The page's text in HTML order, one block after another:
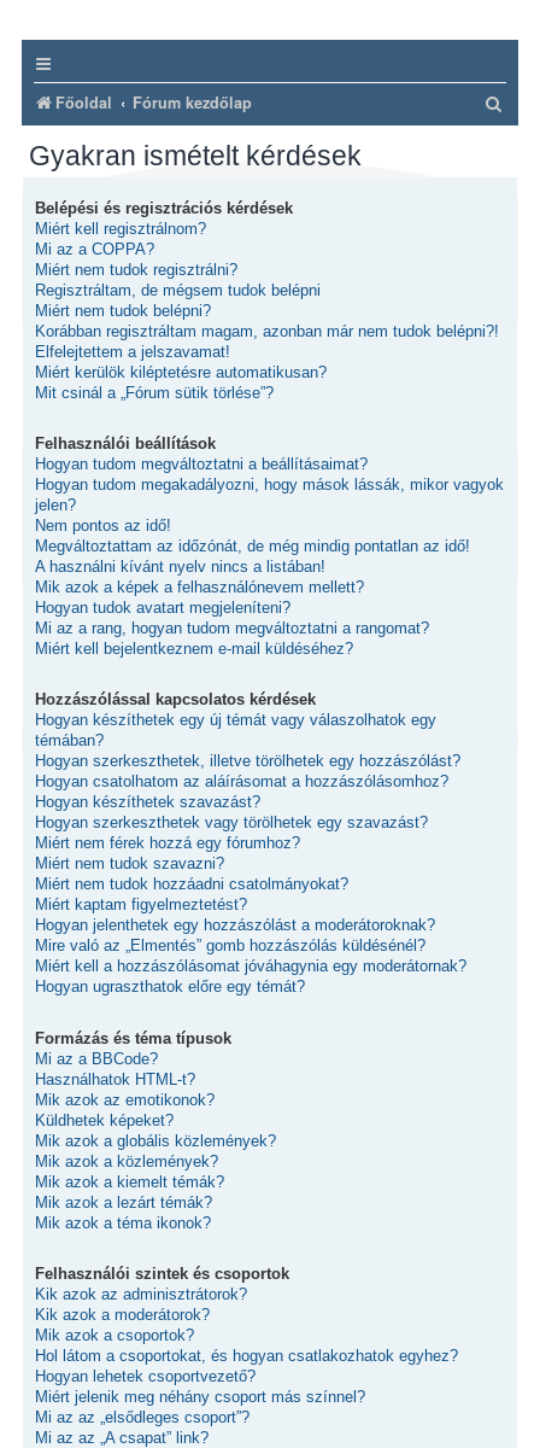
Főoldal Fórum kezdőlap
Gyakran ismételt kérdések
Belépési és regisztrációs kérdések
Miért kell regisztrálnom?
Mi az a COPPA?
Miért nem tudok regisztrálni?
Regisztráltam, de mégsem tudok belépni
Miért nem tudok belépni?
Korábban regisztráltam magam, azonban már nem tudok belépni?!
Elfelejtettem a jelszavamat!
Miért kerülök kiléptetésre automatikusan?
Mit csinál a „Fórum sütik törlése”?
Felhasználói beállítások
Hogyan tudom megváltoztatni a beállításaimat?
Hogyan tudom megakadályozni, hogy mások lássák, mikor vagyok
jelen?
Nem pontos az idő!
Megváltoztattam az időzónát, de még mindig pontatlan az idő!
A használni kívánt nyelv nincs a listában!
Mik azok a képek a felhasználónevem mellett?
Hogyan tudok avatart megjeleníteni?
Mi az a rang, hogyan tudom megváltoztatni a rangomat?
Miért kell bejelentkeznem e-mail küldéséhez?
Hozzászólással kapcsolatos kérdések
Hogyan készíthetek egy új témát vagy válaszolhatok egy
témában?
Hogyan szerkeszthetek, illetve törölhetek egy hozzászólást?
Hogyan csatolhatom az aláírásomat a hozzászólásomhoz?
Hogyan készíthetek szavazást?
Hogyan szerkeszthetek vagy törölhetek egy szavazást?
Miért nem férek hozzá egy fórumhoz?
Miért nem tudok szavazni?
Miért nem tudok hozzáadni csatolmányokat?
Miért kaptam figyelmeztetést?
Hogyan jelenthetek egy hozzászólást a moderátoroknak?
Mire való az „Elmentés” gomb hozzászólás küldésénél?
Miért kell a hozzászólásomat jóváhagynia egy moderátornak?
Hogyan ugraszthatok előre egy témát?
Formázás és téma típusok
Mi az a BBCode?
Használhatok HTML-t?
Mik azok az emotikonok?
Küldhetek képeket?
Mik azok a globális közlemények?
Mik azok a közlemények?
Mik azok a kiemelt témák?
Mik azok a lezárt témák?
Mik azok a téma ikonok?
Felhasználói szintek és csoportok
Kik azok az adminisztrátorok?
Kik azok a moderátorok?
Mik azok a csoportok?
Hol látom a csoportokat, és hogyan csatlakozhatok egyhez?
Hogyan lehetek csoportvezető?
Miért jelenik meg néhány csoport más színnel?
Mi az az „elsődleges csoport”?
Mi az az „A csapat” link?